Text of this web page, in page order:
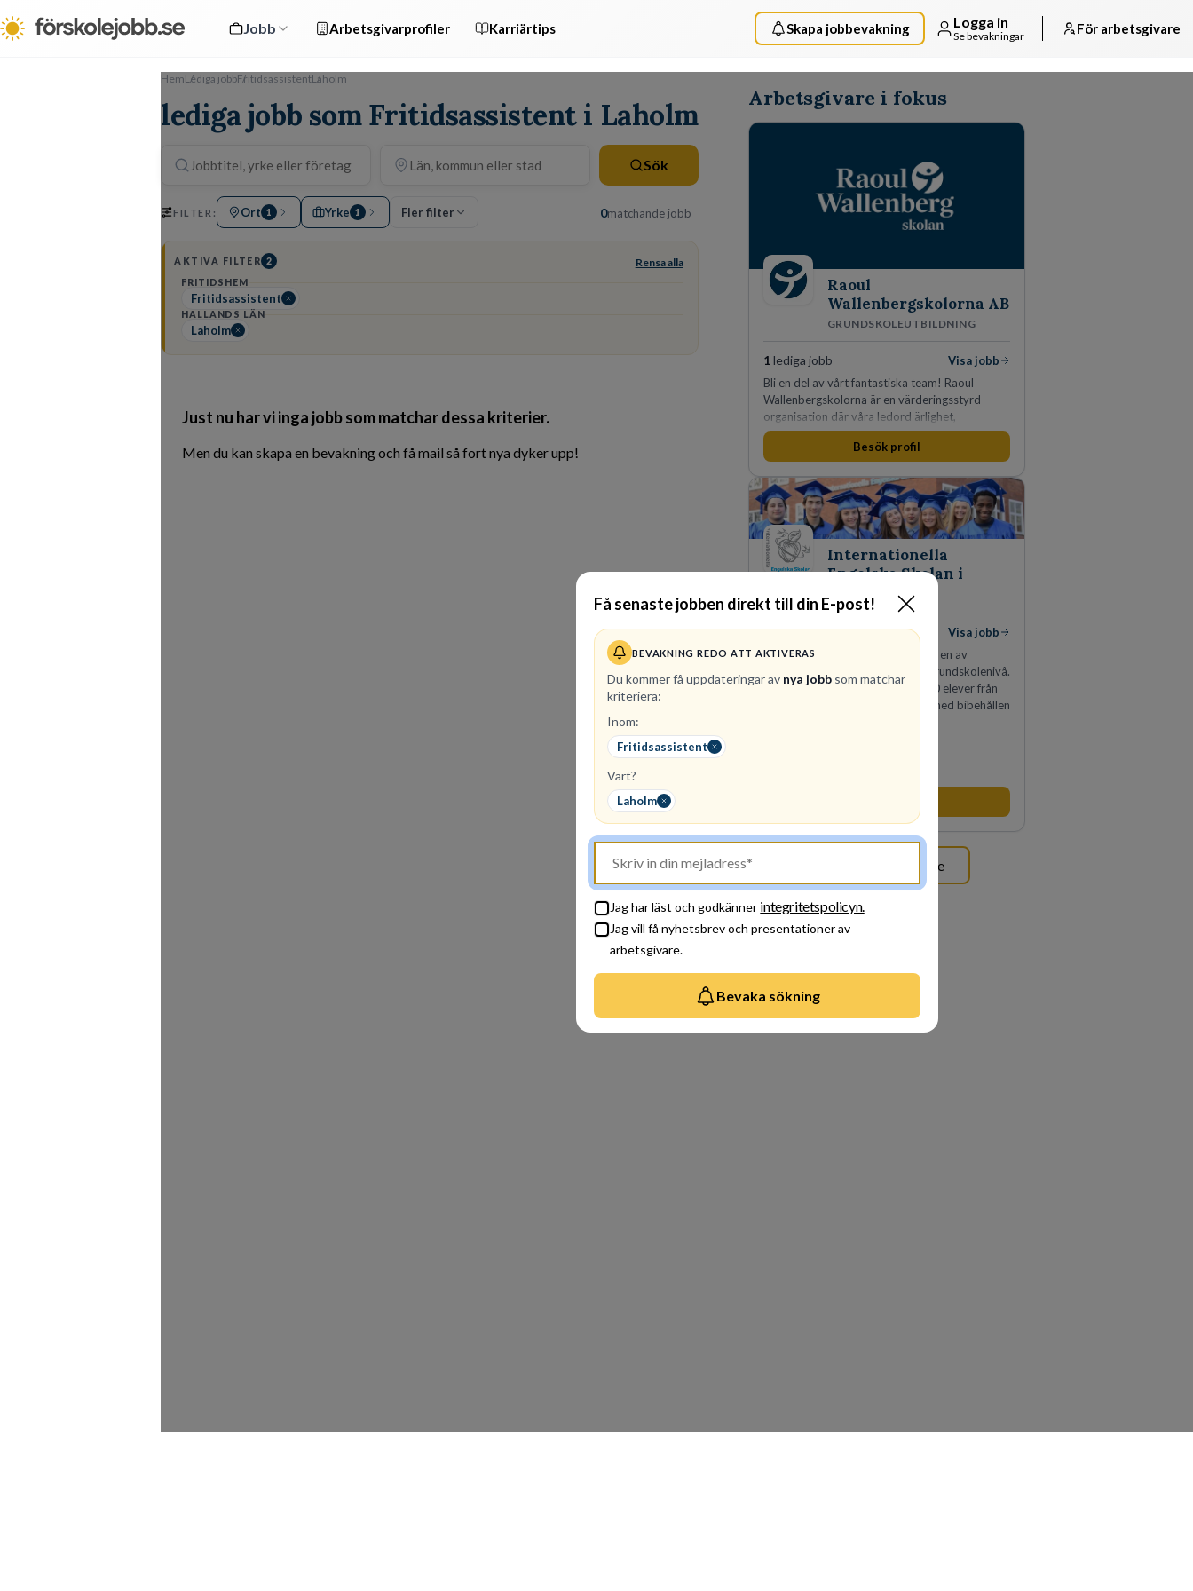
Jobb Arbetsgivarprofiler Karriärtips Skapa jobbevakning Logga in
Se bevakningar För arbetsgivare
Få senaste jobben direkt till din E-post!
BEVAKNING REDO ATT AKTIVERAS
Du kommer få uppdateringar av nya jobb som matchar
kriteriera:
Inom:
Fritidsassistent
Vart?
Laholm
Jag har läst och godkänner integritetspolicyn.
Jag vill få nyhetsbrev och presentationer av
arbetsgivare.
Bevaka sökning
HemLediga jobbFritidsassistentLaholm
lediga jobb som Fritidsassistent i Laholm
Sök
FILTER: Ort 1 Yrke 1 Fler filter 0matchande jobb
AKTIVA FILTER 2 Rensa alla
FRITIDSHEM
Fritidsassistent
HALLANDS LÄN
Laholm
Just nu har vi inga jobb som matchar dessa kriterier.
Men du kan skapa en bevakning och få mail så fort nya dyker upp!
Arbetsgivare i fokus
Raoul
Wallenbergskolorna AB
GRUNDSKOLEUTBILDNING
1lediga jobb
Visa jobb
Bli en del av vårt fantastiska team! Raoul
Wallenbergskolorna är en värderingsstyrd
organisation där våra ledord ärlighet,
medkänsla, mod och handlingskraft
genomsyrar allt vi gör. Vi är tydliga med vad vi
samtidigt möjligheter att växa och utvecklas
internt.
Besök profil
Internationella
Engelska Skolan i
Sverige AB
36lediga jobb
Visa jobb
Internationella Engelska Skolan är en av
Sveriges största skolaktörer på grundskolenivå.
Vi har 47 skolor med cirka 30 000 elever från
hela landet. IES har vuxit stadigt med bibehållen
Se alla arbetsgivare